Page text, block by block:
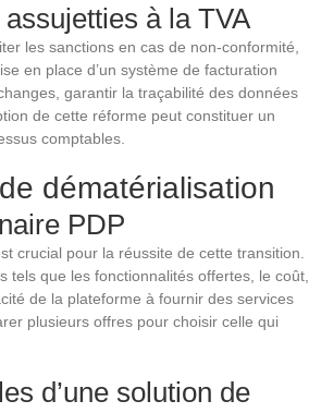
à la TVA
les sanctions en cas de non-conformité,
en place d’un système de facturation
garantir la traçabilité des données
de cette réforme peut constituer un
comptables.
dématérialisation
PDP
crucial pour la réussite de cette transition.
que les fonctionnalités offertes, le coût,
de la plateforme à fournir des services
plusieurs offres pour choisir celle qui
d’une solution de